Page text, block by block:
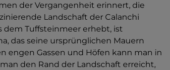
der Vergangenheit erinnert, die
Landschaft der Calanchi
dem Tuffsteinmeer erhebt, ist
das seine ursprünglichen Mauern
engen Gassen und Höfen kann man in
den Rand der Landschaft erreicht,